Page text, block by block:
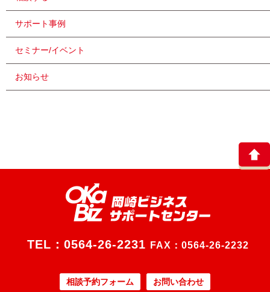
サポート事例
セミナー/イベント
お知らせ
TEL： 0564-26-2231 FAX：0564-26-2232
相談予約フォーム お問い合わせ